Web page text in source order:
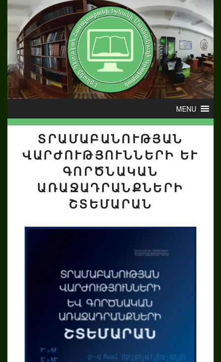
ՏՐԱՄԱԲԱՆՈՒԹՅԱՆ
ՎԱՐԺՈՒԹՅՈՒՆՆԵՐԻ ԵՒ Գ
ՈՐԾՆԱԿԱՆ Ա
ՌԱՋԱԴՐԱՆՔՆԵՐԻ Շ
ՏԵՄԱՐԱՆ